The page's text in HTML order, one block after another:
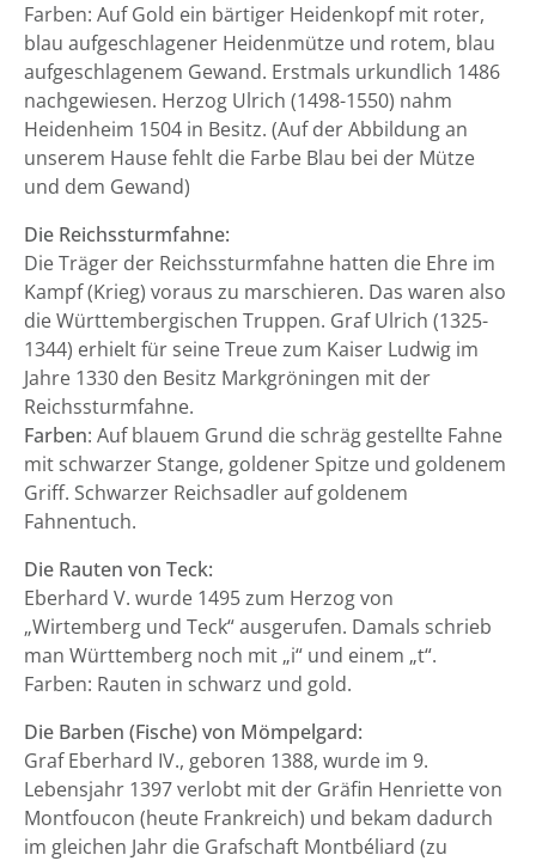
Farben: Auf Gold ein bärtiger Heidenkopf mit roter,
blau aufgeschlagener Heidenmütze und rotem, blau
aufgeschlagenem Gewand. Erstmals urkundlich 1486
nachgewiesen. Herzog Ulrich (1498-1550) nahm
Heidenheim 1504 in Besitz. (Auf der Abbildung an
unserem Hause fehlt die Farbe Blau bei der Mütze
und dem Gewand)
Die Reichssturmfahne:
Die Träger der Reichssturmfahne hatten die Ehre im
Kampf (Krieg) voraus zu marschieren. Das waren also
die Württembergischen Truppen. Graf Ulrich (1325-
1344) erhielt für seine Treue zum Kaiser Ludwig im
Jahre 1330 den Besitz Markgröningen mit der
Reichssturmfahne.
Farben: Auf blauem Grund die schräg gestellte Fahne
mit schwarzer Stange, goldener Spitze und goldenem
Griff. Schwarzer Reichsadler auf goldenem
Fahnentuch.
Die Rauten von Teck:
Eberhard V. wurde 1495 zum Herzog von
„Wirtemberg und Teck“ ausgerufen. Damals schrieb
man Württemberg noch mit „i“ und einem „t“.
Farben: Rauten in schwarz und gold.
Die Barben (Fische) von Mömpelgard:
Graf Eberhard IV., geboren 1388, wurde im 9.
Lebensjahr 1397 verlobt mit der Gräfin Henriette von
Montfoucon (heute Frankreich) und bekam dadurch
im gleichen Jahr die Grafschaft Montbéliard (zu